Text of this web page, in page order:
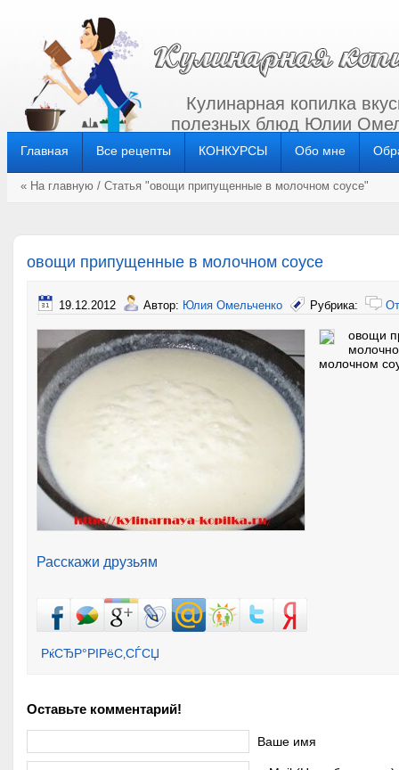
Кулинарная копилка
полезных блюд Юлии
Главная Все рецепты КОНКУРСЫ Обо мне
« На главную / Статья "овощи припущенные в молочном соусе"
овощи припущенные в молочном соусе
19.12.2012 Автор: Юлия Омельченко Рубрика:
овощи
молочном
Расскажи друзьям
РќСЂР°РІРёС‚СЃСЏ
Оставьте комментарий!
Ваше имя